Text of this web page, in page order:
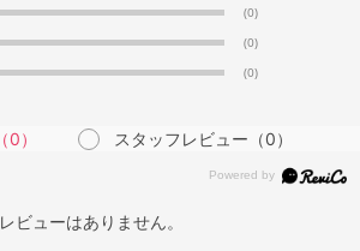
(0)
(0)
(0)
（0） スタッフレビュー （0）
レビューはありません。